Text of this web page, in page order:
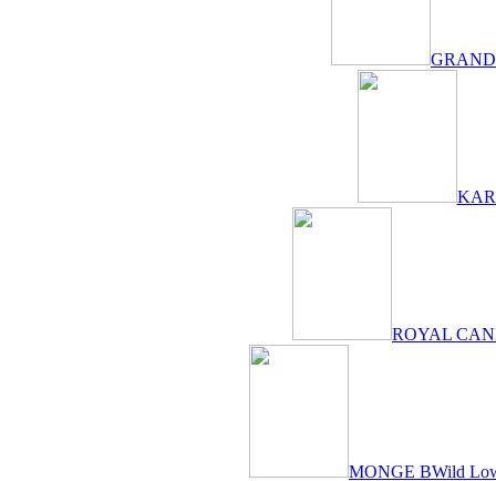
ROYAL
MONGE BWild